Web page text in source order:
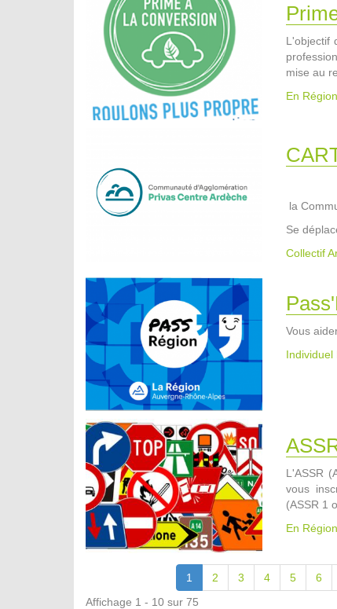
L'objectif
mise au
En
la
Se
Collectif
Vous
Individuel
L'ASSR
vous
(ASSR 1
En
1 2 3 4 5 6
Affichage 1 - 10 sur 75